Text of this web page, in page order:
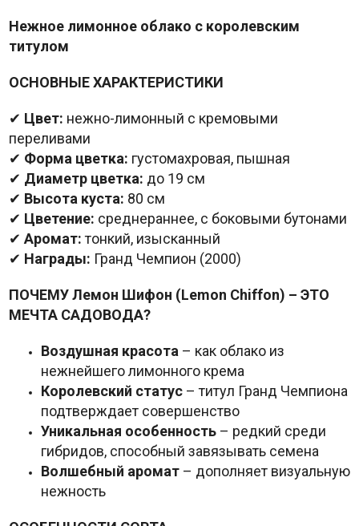
Нежное лимонное облако с королевским
титулом
ОСНОВНЫЕ ХАРАКТЕРИСТИКИ
✔ Цвет: нежно-лимонный с кремовыми
переливами
✔ Форма цветка: густомахровая, пышная
✔ Диаметр цветка: до 19 см
✔ Высота куста: 80 см
✔ Цветение: среднераннее, с боковыми бутонами
✔ Аромат:тонкий, изысканный
✔ Награды: Гранд Чемпион (2000)
ПОЧЕМУ Лемон Шифон (Lemon Chiffon) – ЭТО
МЕЧТА САДОВОДА?
Воздушная красота– как облако из
нежнейшего лимонного крема
Королевский статус– титул Гранд Чемпиона
подтверждает совершенство
Уникальная особенность– редкий среди
гибридов, способный завязывать семена
Волшебный аромат– дополняет визуальную
нежность